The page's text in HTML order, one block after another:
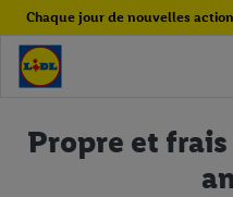
Chaque jour de nouvelles
Propre et